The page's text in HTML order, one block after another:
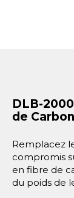
DLB-
de
Remplacez
compromis
en fibre de
du poids de